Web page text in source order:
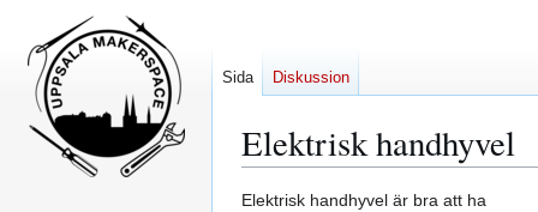
Elektrisk handhyvel
Hoppa
Hoppa
Elektrisk handhyvel är bra att ha
Sida Diskussion